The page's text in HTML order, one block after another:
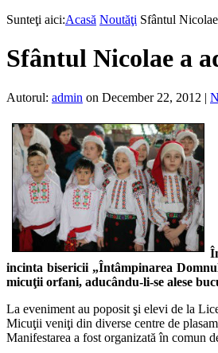
Sunteţi aici:Acasă Noutăţi Sfântul
Sfântul Nicolae a
Autorul: admin on December 22, 2012 |
incinta bisericii „Întâmpinarea
micuţii orfani, aducându-li-se alese
La eveniment au poposit şi elevi de la
Micuţii veniţi din diverse centre de
Manifestarea a fost organizată în comun